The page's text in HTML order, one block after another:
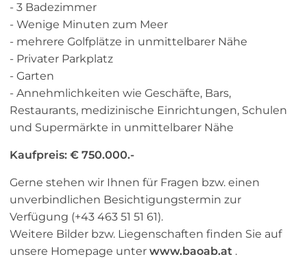
- 3 Badezimmer
- Wenige Minuten zum Meer
- mehrere Golfplätze in unmittelbarer Nähe
- Privater Parkplatz
- Garten
- Annehmlichkeiten wie Geschäfte, Bars,
Restaurants, medizinische Einrichtungen, Schulen
und Supermärkte in unmittelbarer Nähe
Kaufpreis: € 750.000.-
Gerne stehen wir Ihnen für Fragen bzw. einen
unverbindlichen Besichtigungstermin zur
Verfügung (+43 463 51 51 61).
Weitere Bilder bzw. Liegenschaften finden Sie auf
unsere Homepage unter www.baoab.at .